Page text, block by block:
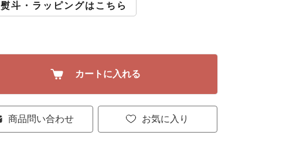
熨斗・ラッピングはこちら
お気に入り
カートに入れる
商品問い合わせ